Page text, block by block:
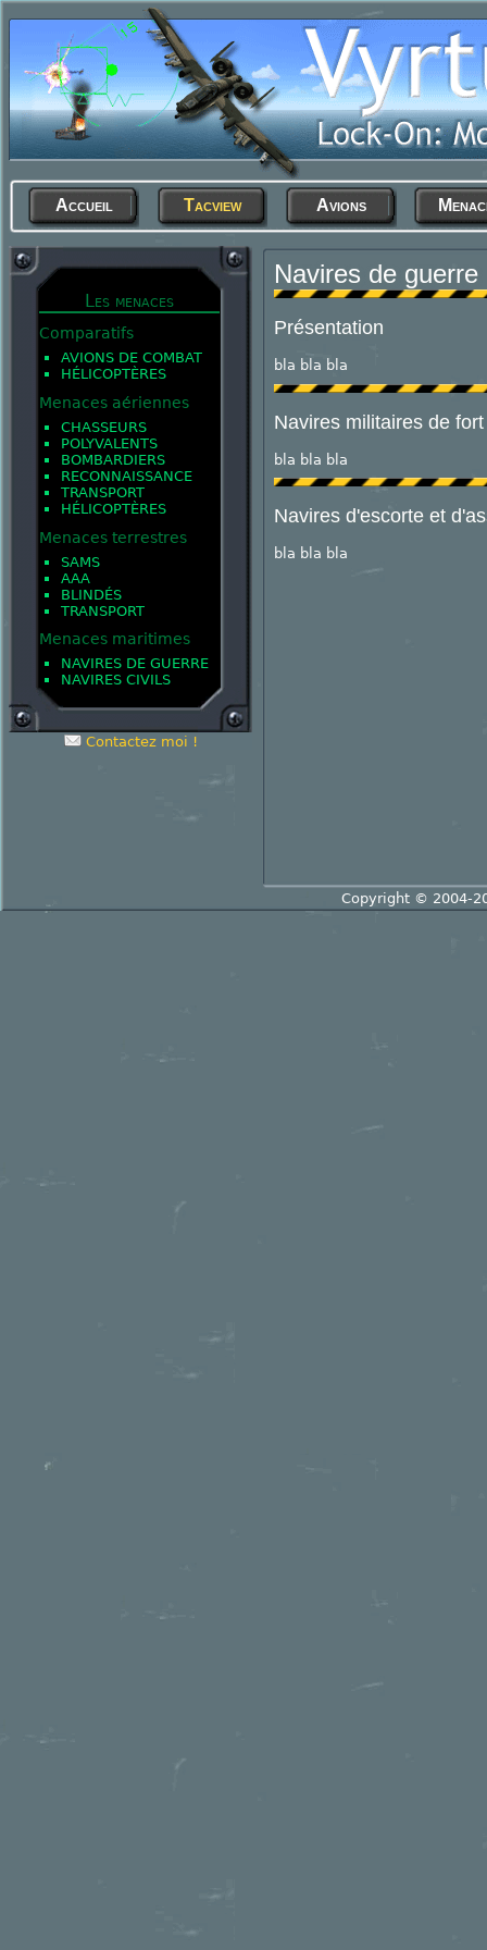
Accueil Tacview Avions
Les menaces
Comparatifs
AVIONS DE COMBAT
HÉLICOPTÈRES
Menaces aériennes
CHASSEURS
POLYVALENTS
BOMBARDIERS
RECONNAISSANCE
TRANSPORT
HÉLICOPTÈRES
Menaces terrestres
SAMS
AAA
BLINDÉS
TRANSPORT
Menaces maritimes
NAVIRES DE GUERRE
NAVIRES CIVILS
Contactez moi !
Navires de guerre
Présentation
bla bla bla
Navires militaires de
bla bla bla
Navires d'escorte et
bla bla bla
Copyright © 2004-